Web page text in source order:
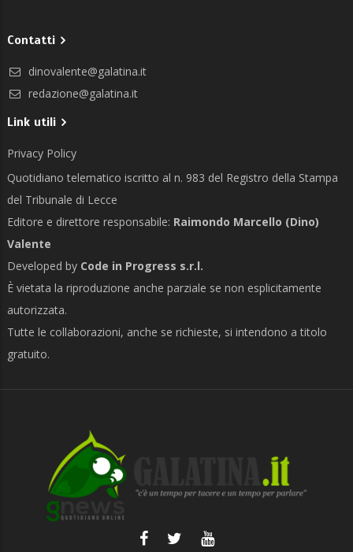
Contatti
dinovalente@galatina.it
redazione@galatina.it
Link utili
Privacy Policy
Quotidiano telematico iscritto al n. 983 del Registro della Stampa
del Tribunale di Lecce
Editore e direttore responsabile: Raimondo Marcello (Dino)
Valente
Developed by Code in Progress s.r.l.
È vietata la riproduzione anche parziale se non esplicitamente
autorizzata.
Tutte le collaborazioni, anche se richieste, si intendono a titolo
gratuito.